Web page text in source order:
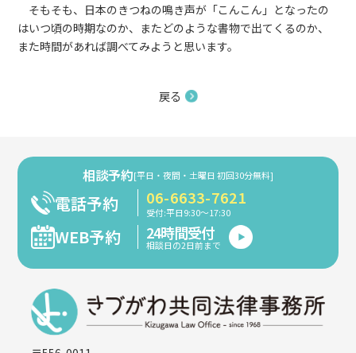
そもそも、日本のきつねの鳴き声が「こんこん」となったの
はいつ頃の時期なのか、またどのような書物で出てくるのか、
また時間があれば調べてみようと思います。
戻る
相談予約[平日・夜間・土曜日 初回30分無料]
電話予約 06-6633-7621
受付:平日9:30～17:30
WEB予約 24時間受付
相談日の2日前まで